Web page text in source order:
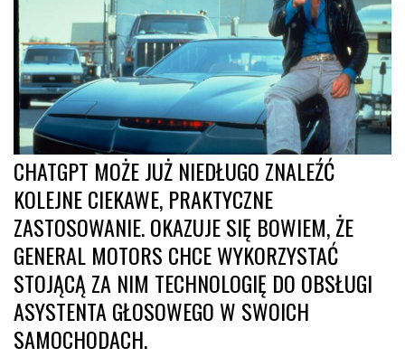
CHATGPT MOŻE JUŻ NIEDŁUGO ZNALEŹĆ
KOLEJNE CIEKAWE, PRAKTYCZNE
ZASTOSOWANIE. OKAZUJE SIĘ BOWIEM, ŻE
GENERAL MOTORS CHCE WYKORZYSTAĆ
STOJĄCĄ ZA NIM TECHNOLOGIĘ DO OBSŁUGI
ASYSTENTA GŁOSOWEGO W SWOICH
SAMOCHODACH.